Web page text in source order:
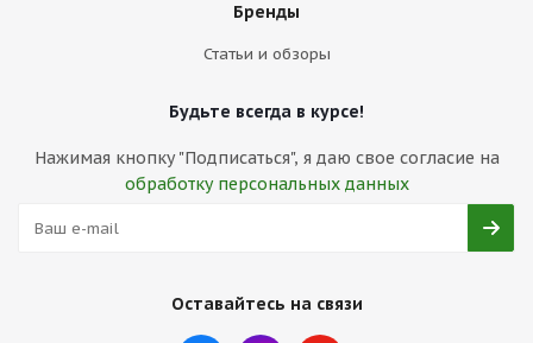
Бренды
Статьи и обзоры
Будьте всегда в курсе!
Нажимая кнопку "Подписаться", я даю свое согласие на
обработку персональных данных
Оставайтесь на связи